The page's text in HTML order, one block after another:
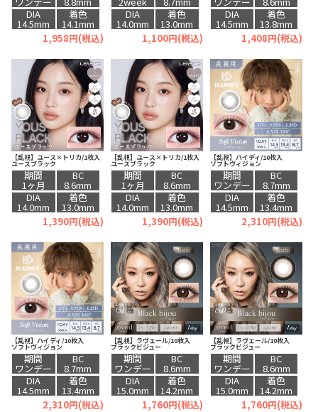
DIA
14.5mm
着色
14.1mm
1,958円(税込)
DIA
14.0mm
着色
13.0mm
1,100円(税込)
DIA
14.5mm
着色
13.8mm
1,408円(税込)
【乱視】ユース×トリカ/1枚入
ユースブラック
期間
1ヶ月
BC
8.6mm
DIA
14.0mm
着色
13.0mm
1,390円(税込)
【乱視】ユース×トリカ/1枚入
ユースブラック
期間
1ヶ月
BC
8.6mm
DIA
14.0mm
着色
13.0mm
1,390円(税込)
【乱視】ハイディ/10枚入
ソフトヴィジョン
期間
ワンデー
BC
8.7mm
DIA
14.5mm
着色
13.4mm
2,310円(税込)
【乱視】ハイディ/10枚入
ソフトヴィジョン
期間
ワンデー
BC
8.7mm
DIA
14.5mm
着色
13.4mm
2,310円(税込)
【乱視】ラヴェール/10枚入
ブラックビジュー
期間
ワンデー
BC
8.6mm
DIA
15.0mm
着色
14.2mm
1,760円(税込)
【乱視】ラヴェール/10枚入
ブラックビジュー
期間
ワンデー
BC
8.6mm
DIA
15.0mm
着色
14.2mm
1,760円(税込)